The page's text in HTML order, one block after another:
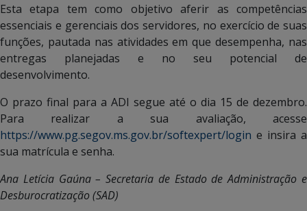
Esta etapa tem como objetivo aferir as competências
essenciais e gerenciais dos servidores, no exercício de suas
funções, pautada nas atividades em que desempenha, nas
entregas planejadas e no seu potencial de
desenvolvimento.
O prazo final para a ADI segue até o dia 15 de dezembro.
Para realizar a sua avaliação, acesse
https://www.pg.segov.ms.gov.br/softexpert/login e insira a
sua matrícula e senha.
Ana Letícia Gaúna – Secretaria de Estado de Administração e
Desburocratização (SAD)